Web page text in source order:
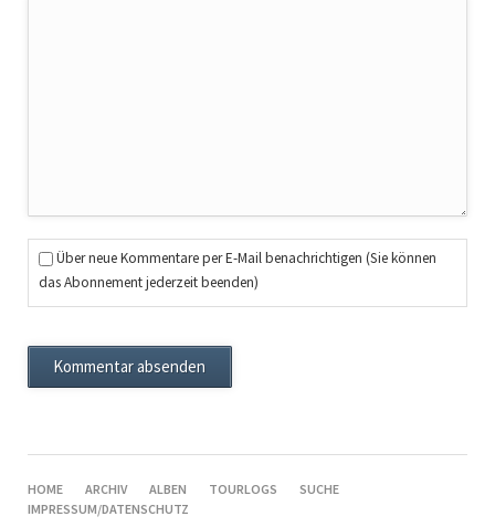
Über neue Kommentare per E-Mail benachrichtigen (Sie können
das Abonnement jederzeit beenden)
Kommentar absenden
NAVIGATION
ÜBERSPRINGEN
HOME ARCHIV ALBEN TOURLOGS
SUCHE
IMPRESSUM/DATENSCHUTZ